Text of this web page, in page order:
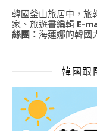
韓國釜山旅居中，旅
家、旅遊書編輯 E-
絲團： 海蓮娜的韓國
韓國跟